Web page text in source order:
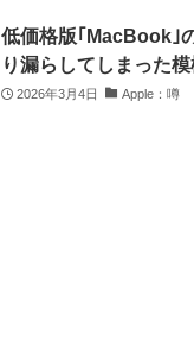
低価格版｢MacBook｣
り漏らしてしまった模
2026年3月4日 Apple：噂